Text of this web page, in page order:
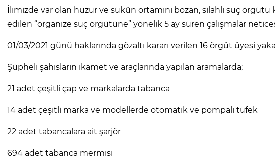
İlimizde var olan huzur ve sükûn ortamını bozan, silahlı suç
edilen “organize suç örgütüne” yönelik 5 ay süren çalışmalar
01/03/2021 günü haklarında gözaltı kararı verilen 16 örgüt üyesi
Şüpheli şahısların ikamet ve araçlarında yapılan aramalarda;
21 adet çeşitli çap ve markalarda tabanca
14 adet çeşitli marka ve modellerde otomatik ve pompalı tüfek
22 adet tabancalara ait şarjör
694 adet tabanca mermisi